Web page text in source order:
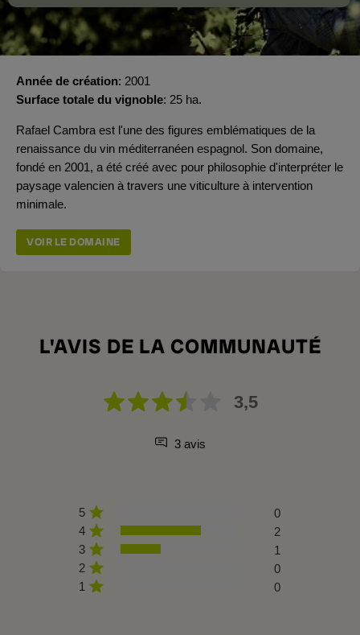
Année de création 2001
Surface totale du vignoble 25 ha.
Rafael Cambra est l'une des figures emblématiques de la
renaissance du vin méditerranéen espagnol. Son domaine,
fondé en 2001, a été créé avec pour philosophie d'interpréter le
paysage valencien à travers une viticulture à intervention
minimale.
VOIR LE DOMAINE
L'AVIS DE LA COMMUNAUTÉ
3,5
3 avis
5
0
4
2
3
1
2
0
1
0